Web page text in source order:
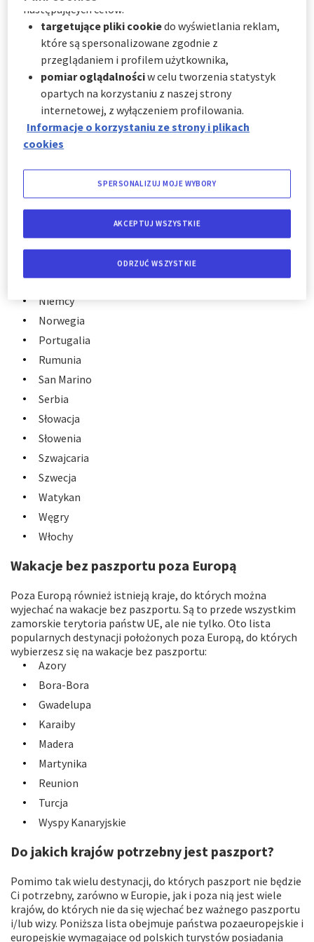
Grecja
Gruzja
Hiszpania
Holandia
Irlandia
Islandia
Liechtenstein
Luksemburg
Malta
Monako
Niemcy
Norwegia
Portugalia
Rumunia
San Marino
Serbia
Słowacja
Słowenia
Szwajcaria
Szwecja
Watykan
Węgry
Włochy
Wakacje bez paszportu poza Europą
Poza Europą również istnieją kraje, do których można
wyjechać na wakacje bez paszportu. Są to przede wszystkim
zamorskie terytoria państw UE, ale nie tylko. Oto lista
popularnych destynacji położonych poza Europą, do których
wybierzesz się na wakacje bez paszportu:
Azory
Bora-Bora
Gwadelupa
Karaiby
Madera
Martynika
Reunion
Turcja
Wyspy Kanaryjskie
Do jakich krajów potrzebny jest paszport?
Pomimo tak wielu destynacji, do których paszport nie będzie
Ci potrzebny, zarówno w Europie, jak i poza nią jest wiele
krajów, do których nie da się wjechać bez ważnego paszportu
i/lub wizy. Poniższa lista obejmuje państwa pozaeuropejskie i
europejskie wymagające od polskich turystów posiadania
następujących celów:
targetujące pliki cookiedo wyświetlania reklam,
które są spersonalizowane zgodnie z
przeglądaniem i profilem użytkownika,
pomiar oglądalnościw celu tworzenia statystyk
opartych na korzystaniu z naszej strony
internetowej, z wyłączeniem profilowania.
Informacje o korzystaniu ze strony i plikach
cookies
SPERSONALIZUJ MOJE WYBORY
ODRZUĆ WSZYSTKIE
AKCEPTUJ WSZYSTKIE